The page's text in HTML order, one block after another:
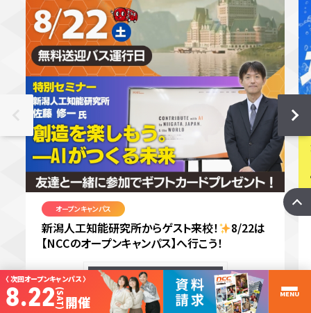
オープンキャンパス
新潟人工知能研究所からゲスト来校！
8/22は
【NCCのオープンキャンパス】へ行こう！
more
〈 次回オープンキャンパス 〉
8.22(SAT)開催 MENU